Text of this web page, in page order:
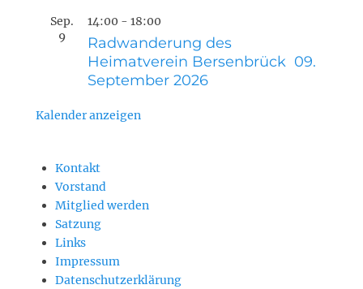
Sep.
9
14:00 - 18:00
Radwanderung des
Heimatverein Bersenbrück 09.
September 2026
Kalender anzeigen
Kontakt
Vorstand
Mitglied werden
Satzung
Links
Impressum
Datenschutzerklärung